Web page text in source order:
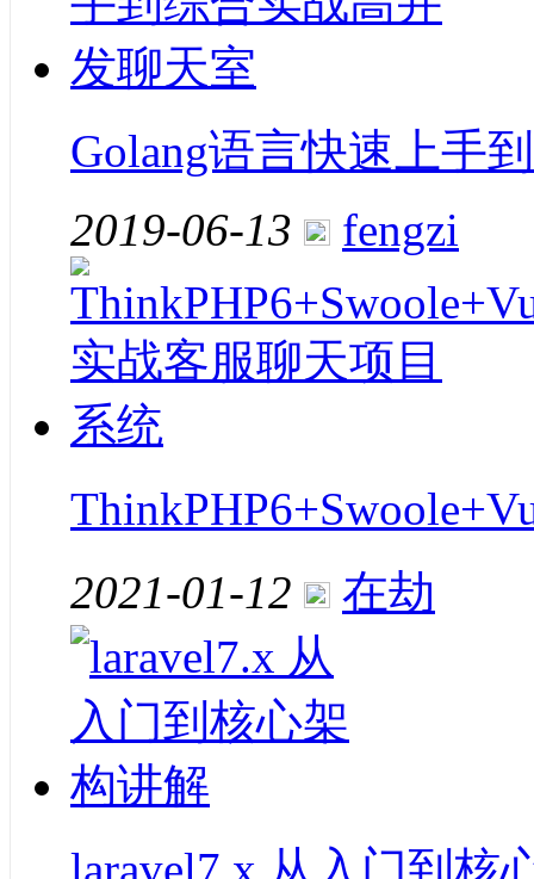
Golang语言快速上手
2019-06-13
fengzi
2021-01-12
在劫